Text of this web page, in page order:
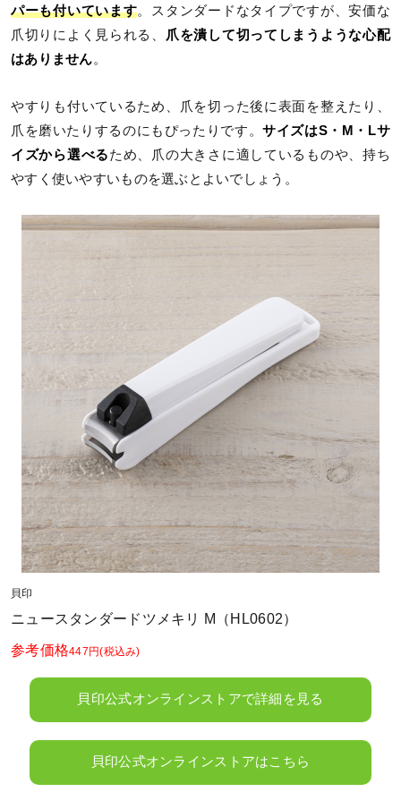
パーも付いています。スタンダードなタイプですが、安価な
爪切りによく見られる、
爪を潰して切ってしまうような心配
はありません。
やすりも付いているため、爪を切った後に表面を整えたり、
爪を磨いたりするのにもぴったりです。サイズはS・M・Lサ
イズから選べるため、爪の大きさに適しているものや、持ち
やすく使いやすいものを選ぶとよいでしょう。
貝印
ニュースタンダードツメキリ M（HL0602）
参考価格447円(税込み)
貝印公式オンラインストアで詳細を見る
貝印公式オンラインストアはこちら